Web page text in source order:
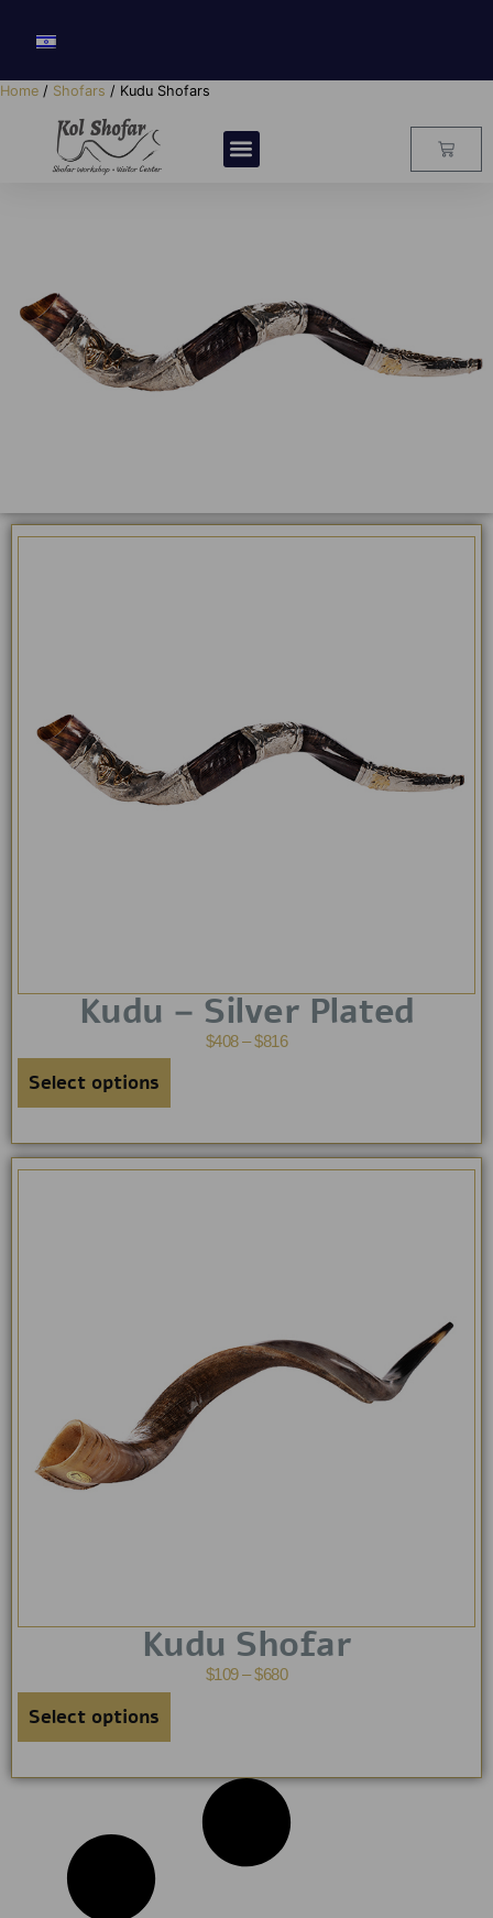
Home / Shofars / Kudu Shofars
Kudu – Silver Plated
$408 – $816
Select options
Kudu Shofar
$109 – $680
Select options